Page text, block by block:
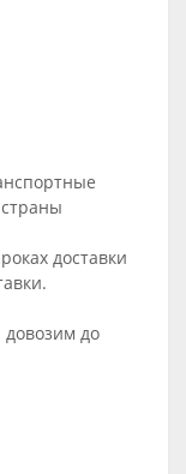
доставки
.
довозим до